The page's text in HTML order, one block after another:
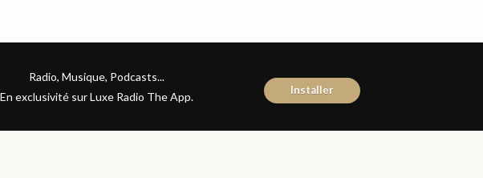
Radio, Musique, Podcasts...
En exclusivité sur Luxe Radio The App.
Installer